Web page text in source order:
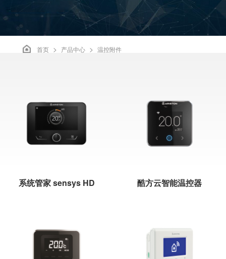
阿里斯顿官方全国服务热线：
选择语言
首页 > 产品中心 > 温控附件
系统管家 sensys HD 酷方云智能温控器